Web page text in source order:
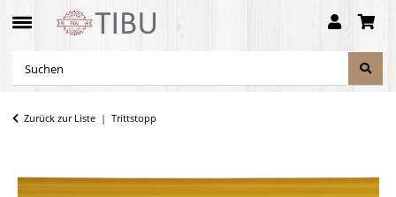
Zurück zur Liste Trittstopp